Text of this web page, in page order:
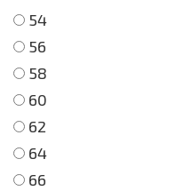
54
56
58
60
62
64
66